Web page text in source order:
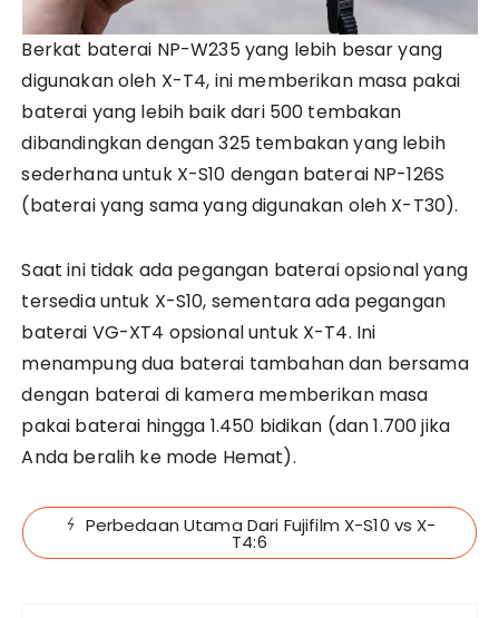
Berkat baterai NP-W235 yang lebih besar yang
digunakan oleh X-T4, ini memberikan masa pakai
baterai yang lebih baik dari 500 tembakan
dibandingkan dengan 325 tembakan yang lebih
sederhana untuk X-S10 dengan baterai NP-126S
(baterai yang sama yang digunakan oleh X-T30).
Saat ini tidak ada pegangan baterai opsional yang
tersedia untuk X-S10, sementara ada pegangan
baterai VG-XT4 opsional untuk X-T4. Ini
menampung dua baterai tambahan dan bersama
dengan baterai di kamera memberikan masa
pakai baterai hingga 1.450 bidikan (dan 1.700 jika
Anda beralih ke mode Hemat).
Perbedaan Utama Dari Fujifilm X-S10 vs X-
T4:6